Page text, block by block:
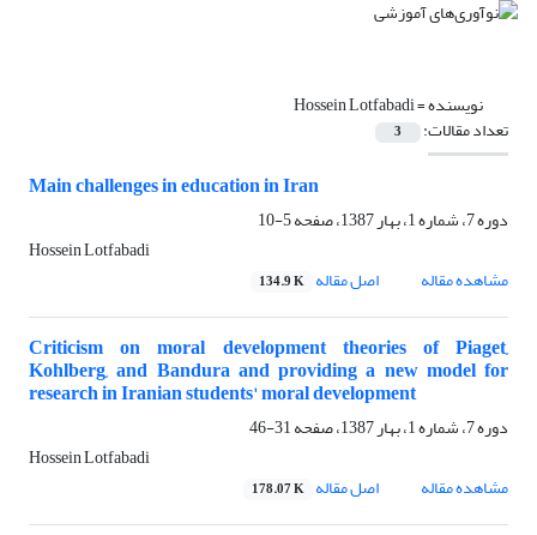
نویسنده =Hossein Lotfabadi
تعداد مقالات: 3
Main challenges in education in Iran
دوره 7، شماره 1، بهار 1387، صفحه
5-10
Hossein Lotfabadi
مشاهده مقاله
اصل مقاله 134.9 K
Criticism on moral development theories of Piaget,
Kohlberg, and Bandura and providing a new model for
research in Iranian students' moral development
دوره 7، شماره 1، بهار 1387، صفحه
31-46
Hossein Lotfabadi
مشاهده مقاله
اصل مقاله 178.07 K